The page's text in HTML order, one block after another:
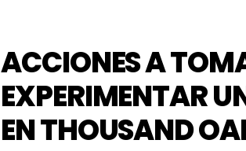
ACCIONES A
EXPERIMENTAR
EN THOUSAND